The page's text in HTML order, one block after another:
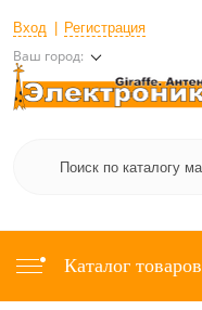
Вход Регистрация
Ваш город:
Каталог товаров